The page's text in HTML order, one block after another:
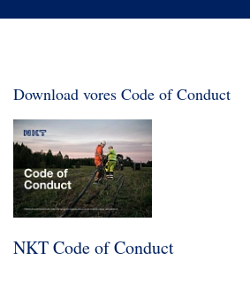
Download vores Code of Conduct
NKT Code of Conduct